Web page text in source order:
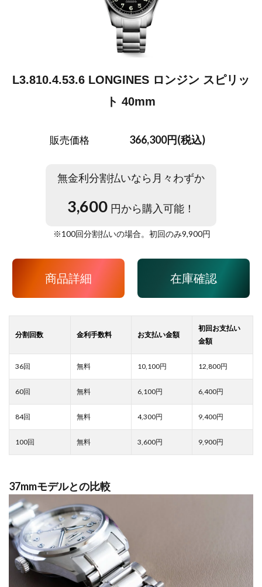
L3.810.4.53.6 LONGINES ロンジン スピリッ
ト 40mm
販売価格 366,300円(税込)
無金利分割払いなら月々わずか
3,600 円から購入可能！
※100回分割払いの場合。初回のみ9,900円
商品詳細 在庫確認
10,100 12,800
6,100 6,400
4,300 9,400
3,600 9,900
37mmモデルとの比較